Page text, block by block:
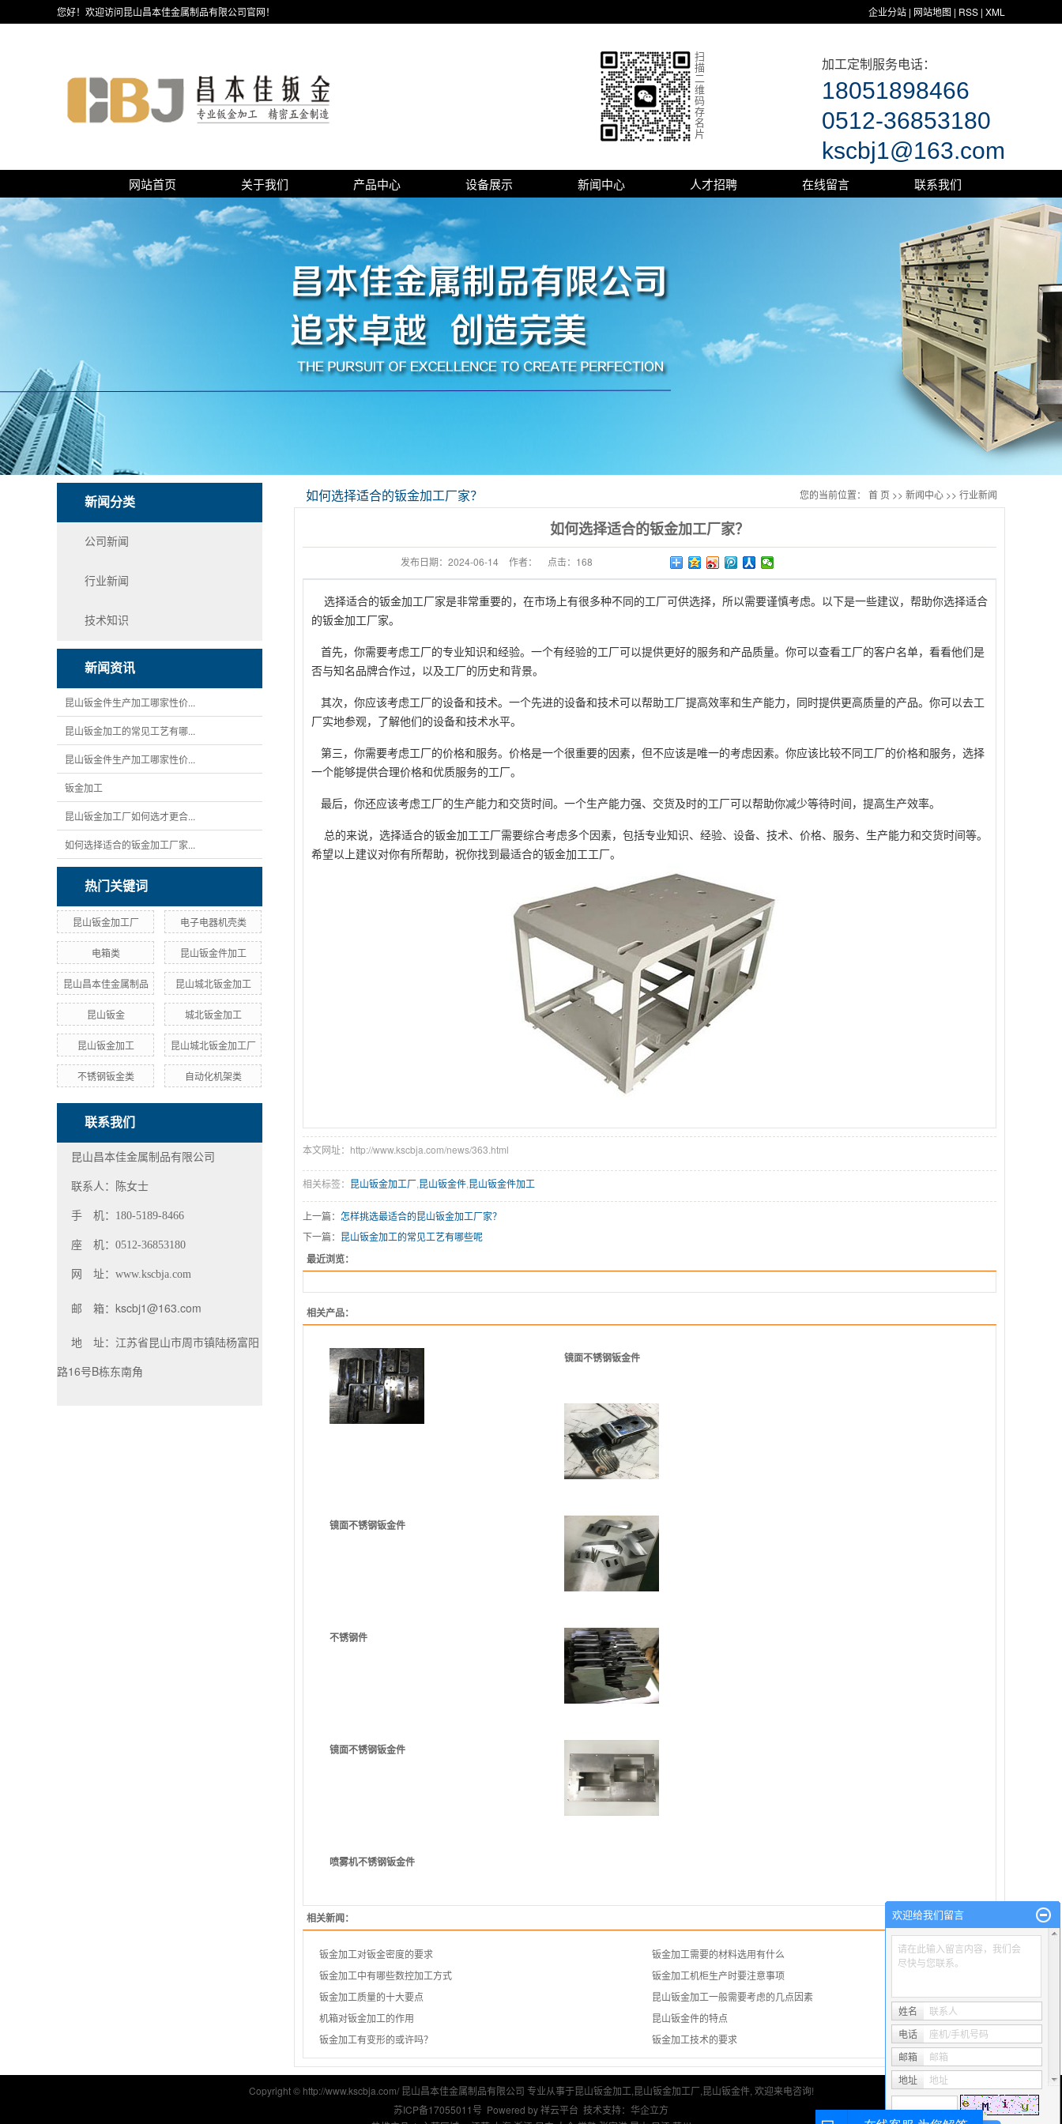
您好！欢迎访问昆山昌本佳金属制品有限公司官网！ 企业分站 | 网站地图 | RSS | XML
扫
描
二
维
码
存
名
片
加工定制服务电话：
18051898466
0512-36853180
kscbj1@163.com
网站首页 关于我们 产品中心 设备展示 新闻中心 人才招聘 在线留言 联系我们
新闻分类
公司新闻
行业新闻
技术知识
新闻资讯
昆山钣金件生产加工哪家性价...
昆山钣金加工的常见工艺有哪...
昆山钣金件生产加工哪家性价...
钣金加工
昆山钣金加工厂如何选才更合...
如何选择适合的钣金加工厂家...
热门关键词
昆山钣金加工厂 电子电器机壳类
电箱类 昆山钣金件加工
昆山昌本佳金属制品 昆山城北钣金加工
昆山钣金 城北钣金加工
昆山钣金加工 昆山城北钣金加工厂
不锈钢钣金类 自动化机架类
联系我们
昆山昌本佳金属制品有限公司
联系人：陈女士
手 机：180-5189-8466
座 机：0512-36853180
网 址： www.kscbja.com
邮 箱： kscbj1@163.com
地 址： 江苏省昆山市周市镇陆杨富阳
路16号B栋东南角
如何选择适合的钣金加工厂家？ 您的当前位置： 首 页 >> 新闻中心 >> 行业新闻
如何选择适合的钣金加工厂家？
发布日期： 2024-06-14 作者： 点击： 168
选择适合的钣金加工厂家是非常重要的，在市场上有很多种不同的工厂可供选择，所以需要谨慎考虑。以下是一些建议，帮助你选择适合
的钣金加工厂家。
首先，你需要考虑工厂的专业知识和经验。一个有经验的工厂可以提供更好的服务和产品质量。你可以查看工厂的客户名单，看看他们是
否与知名品牌合作过，以及工厂的历史和背景。
其次，你应该考虑工厂的设备和技术。一个先进的设备和技术可以帮助工厂提高效率和生产能力，同时提供更高质量的产品。你可以去工
厂实地参观，了解他们的设备和技术水平。
第三，你需要考虑工厂的价格和服务。价格是一个很重要的因素，但不应该是唯一的考虑因素。你应该比较不同工厂的价格和服务，选择
一个能够提供合理价格和优质服务的工厂。
最后，你还应该考虑工厂的生产能力和交货时间。一个生产能力强、交货及时的工厂可以帮助你减少等待时间，提高生产效率。
总的来说，选择适合的钣金加工工厂需要综合考虑多个因素，包括专业知识、经验、设备、技术、价格、服务、生产能力和交货时间等。
希望以上建议对你有所帮助，祝你找到最适合的钣金加工工厂。
本文网址：http://www.kscbja.com/news/363.html
相关标签： 昆山钣金加工厂 昆山钣金件 昆山钣金件加工
上一篇： 怎样挑选最适合的昆山钣金加工厂家？
下一篇： 昆山钣金加工的常见工艺有哪些呢
最近浏览：
相关产品：
镜面不锈钢钣金件
镜面不锈钢钣金件
不锈钢件
镜面不锈钢钣金件
喷雾机不锈钢钣金件
相关新闻：
钣金加工对钣金密度的要求
钣金加工需要的材料选用有什么
钣金加工中有哪些数控加工方式
钣金加工机柜生产时要注意事项
钣金加工质量的十大要点
昆山钣金加工一般需要考虑的几点因素
机箱对钣金加工的作用
昆山钣金件的特点
钣金加工有变形的或许吗？
钣金加工技术的要求
Copyright © http://www.kscbja.com/ 昆山昌本佳金属制品有限公司 专业从事于昆山钣金加工 昆山钣金加工厂 昆山钣金件, 欢迎来电咨询!
苏ICP备17055011号 Powered by祥云平台 技术支持： 华企立方
欢迎给我们留言
请在此输入留言内容，我们会
尽快与您联系。
姓名
联系人
电话
座机/手机号码
邮箱
邮箱
地址
地址